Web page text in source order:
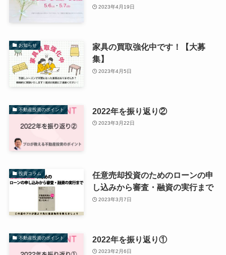
2023年4月19日
お知らせ
家具の買取強化中です！【大募
集】
2023年4月5日
不動産投資のポイント 2022年を振り返り②
2023年3月22日
投資コラム
任意売却投資のためのローンの申
し込みから審査・融資の実行まで
2023年3月7日
不動産投資のポイント 2022年を振り返り①
2023年2月6日